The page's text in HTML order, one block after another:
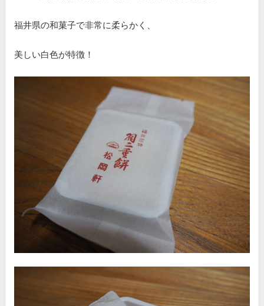
福井県の和菓子で非常に柔らかく、
美しい白色が特徴！